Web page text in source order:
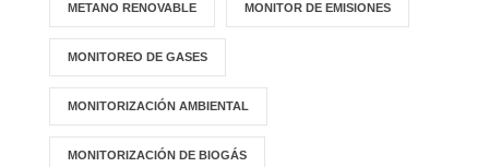
METANO RENOVABLE MONITOR DE EMISIONES
MONITOREO DE GASES
MONITORIZACIÓN AMBIENTAL
MONITORIZACIÓN DE BIOGÁS